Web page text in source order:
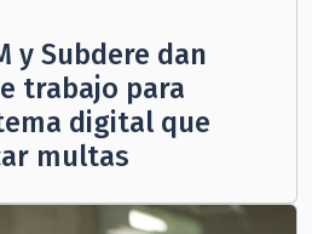
y Subdere dan
trabajo para
digital que
multas